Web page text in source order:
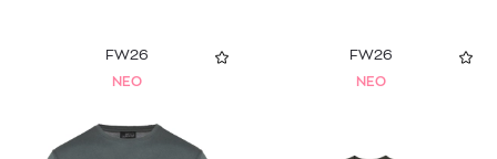
FW26
NEO
FW26
NEO